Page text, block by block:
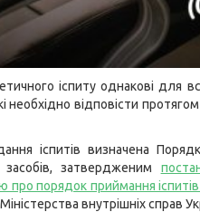
іспиту однакові для
необхідно відповісти
іспитів визначена
засобів, затвердженим
про порядок приймання
внутрішніх справ